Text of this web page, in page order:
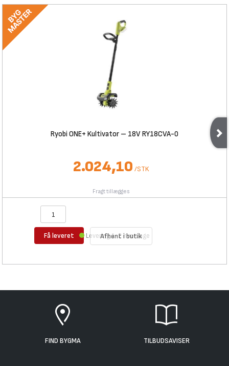
Ryobi ONE+ Kultivator – 18V RY18CVA-0
2.024,10 /STK
Fragt tillægges
Få leveret Afhent i butik
Levering 1-2 hverdage
FIND BYGMA TILBUDSAVISER